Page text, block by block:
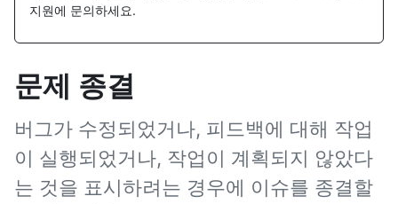
지원에 문의하세요.
문제 종결
버그가 수정되었거나, 피드백에 대해 작업
이 실행되었거나, 작업이 계획되지 않았다
는 것을 표시하려는 경우에 이슈를 종결할